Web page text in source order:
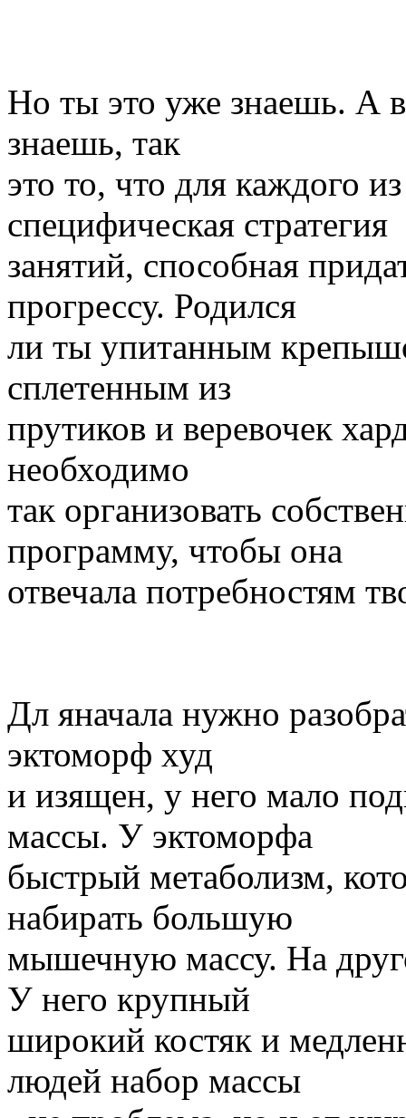
Но ты это уже знаешь. А
знаешь, так
это то, что для каждого
специфическая стратегия
занятий, способная
прогрессу. Родился
ли ты упитанным
сплетенным из
прутиков и веревочек
необходимо
так организовать
программу, чтобы она
отвечала потребностям
Дл яначала нужно
эктоморф худ
и изящен, у него мало
массы. У эктоморфа
быстрый метаболизм,
набирать большую
мышечную массу. На
У него крупный
широкий костяк и
людей набор массы